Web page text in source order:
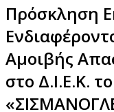
Πρόσκληση
Αμοιβής
στο Δ.Ι.Ε.Κ.